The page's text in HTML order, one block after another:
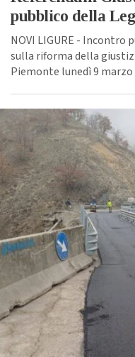
pubblico della
NOVI LIGURE - Incontro
sulla riforma della
Piemonte lunedì 9